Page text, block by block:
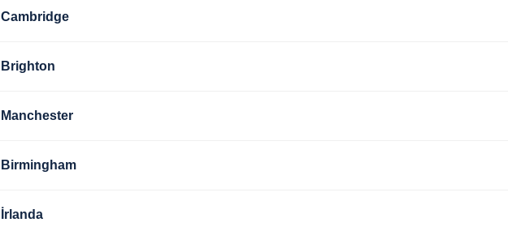
Cambridge
Brighton
Manchester
Birmingham
İrlanda